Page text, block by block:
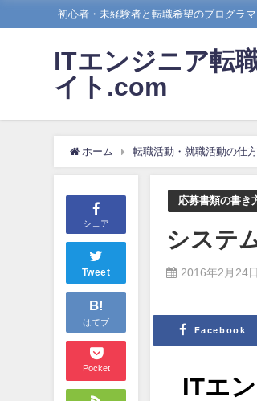
初心者・未経験者と転職希望のプログラ
ITエンジニア転
イト.com
ホーム 転職活動・就職活動の仕方
シェア
Tweet
B!
はてブ
Pocket
応募書類の書き
システ
2016年2月24日
Facebook
ITエ